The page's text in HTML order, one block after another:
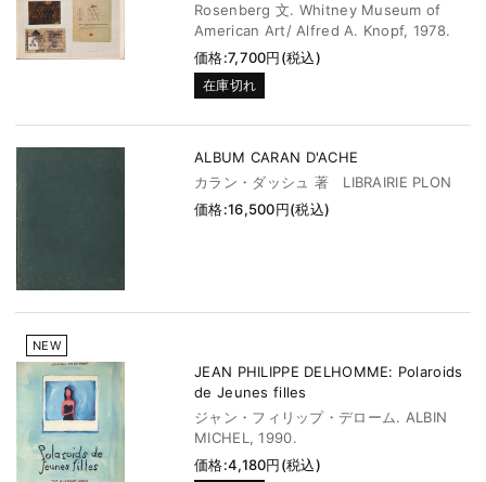
Rosenberg 文. Whitney Museum of
American Art/ Alfred A. Knopf, 1978.
価格:7,700円(税込)
在庫切れ
ALBUM CARAN D'ACHE
カラン・ダッシュ 著 LIBRAIRIE PLON
価格:16,500円(税込)
NEW
JEAN PHILIPPE DELHOMME: Polaroids
de Jeunes filles
ジャン・フィリップ・デローム. ALBIN
MICHEL, 1990.
価格:4,180円(税込)